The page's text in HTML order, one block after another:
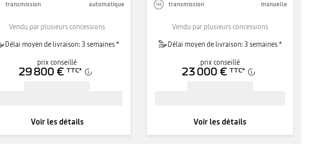
transmission automatique
Vendu par plusieurs concessions
Délai moyen de livraison: 3 semaines *
prix conseillé
29 800 € TTC*
Voir les détails
transmission manuelle
Vendu par plusieurs concessions
Délai moyen de livraison: 3 semaines *
prix conseillé
23 000 € TTC*
Voir les détails